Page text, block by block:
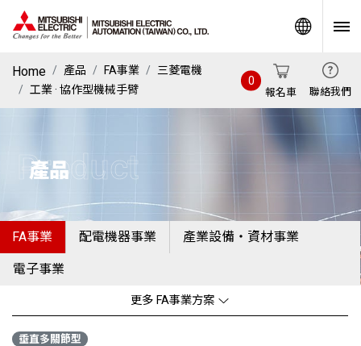
Home 產品 FA事業
三菱電機
工業 · 協作型機械手臂
報名車
0
聯絡我們
產品
Product
FA事業 配電機器事業 產業設備・資材事業
電子事業
更多 FA事業方案
垂直多關節型